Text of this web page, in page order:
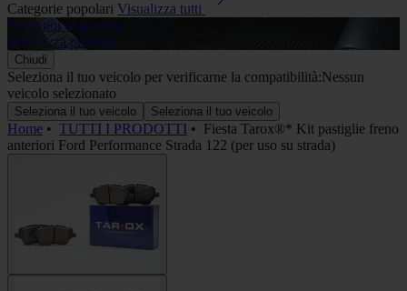
Categorie popolari Visualizza tutti
Tappetini in gomma
Visualizza prodotti
Chiudi
Seleziona il tuo veicolo per verificarne la compatibilità:Nessun
veicolo selezionato
Seleziona il tuo veicolo Seleziona il tuo veicolo
Home • TUTTI I PRODOTTI • Fiesta Tarox®* Kit pastiglie freno
anteriori Ford Performance Strada 122 (per uso su strada)